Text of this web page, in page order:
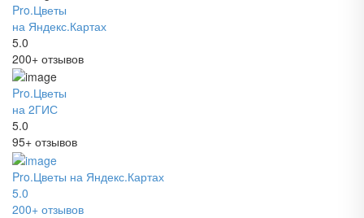
Pro.Цветы
на Яндекс.Картах
5.0
200+ отзывов
Pro.Цветы
на 2ГИС
5.0
95+ отзывов
Pro.Цветы на Яндекс.Картах
5.0
200+ отзывов